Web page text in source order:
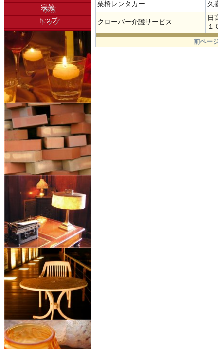
宗教
トップ
栗橋レンタカー 久
クローバー介護サービス
日
１
.
前ペー